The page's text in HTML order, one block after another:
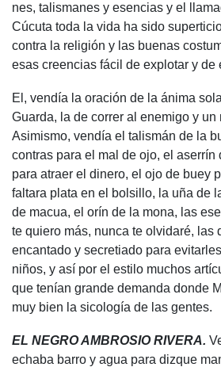
nes, talismanes y esencias y el
Cúcuta toda la vida ha sido
contra la religión y las buenas
esas creencias fácil de explotar y de
El, vendía la oración de la ánima
Guarda, la de correr al enemigo y un
Asimismo, vendía el talismán de la
contras para el mal de ojo, el aserrín
para atraer el dinero, el ojo de buey
faltara plata en el bolsillo, la uña de
de macua, el orín de la mona, las
te quiero más, nunca te olvidaré, las
encantado y secretiado para
niños, y así por el estilo muchos
que tenían grande demanda donde
muy bien la sicología de las gentes.
EL NEGRO AMBROSIO RIVERA.
echaba barro y agua para dizque